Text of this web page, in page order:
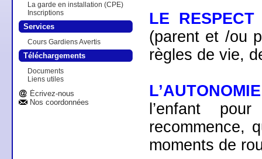
La garde en installation (CPE)
Inscriptions
Services
Cours Gardiens Avertis
Téléchargements
Documents
Liens utiles
Écrivez-nous
Nos coordonnées
LE RESPECT
(parent et /ou
règles de vie,
L’AUTONOMIE
l’enfant
recommence,
moments de